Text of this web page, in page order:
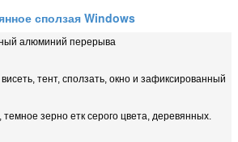
сползая Windows
алюминий перерыва
тент, сползать, окно и зафиксированный
темное зерно етк серого цвета, деревянных.